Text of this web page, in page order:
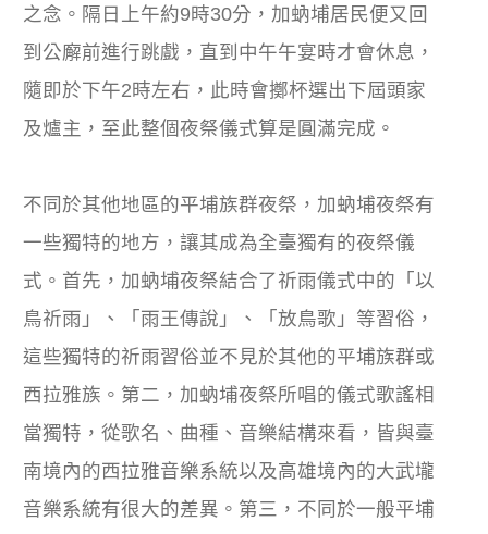
之念。隔日上午約9時30分，加蚋埔居民便又回
到公廨前進行跳戲，直到中午午宴時才會休息，
隨即於下午2時左右，此時會擲杯選出下屆頭家
及爐主，至此整個夜祭儀式算是圓滿完成。
不同於其他地區的平埔族群夜祭，加蚋埔夜祭有
一些獨特的地方，讓其成為全臺獨有的夜祭儀
式。首先，加蚋埔夜祭結合了祈雨儀式中的「以
鳥祈雨」、「雨王傳說」、「放鳥歌」等習俗，
這些獨特的祈雨習俗並不見於其他的平埔族群或
西拉雅族。第二，加蚋埔夜祭所唱的儀式歌謠相
當獨特，從歌名、曲種、音樂結構來看，皆與臺
南境內的西拉雅音樂系統以及高雄境內的大武壠
音樂系統有很大的差異。第三，不同於一般平埔